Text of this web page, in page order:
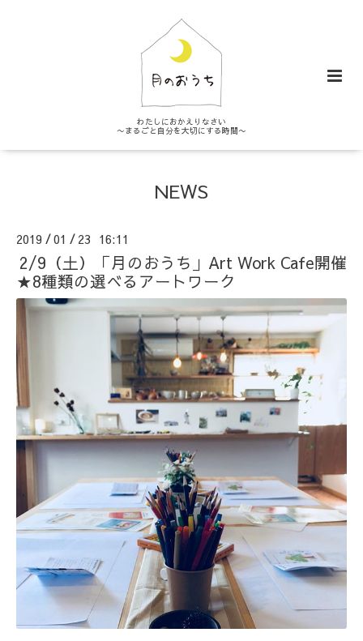
わたしにおかえりなさい
〜まるごと自分を大切にする時間〜
NEWS
2019 /01 / 23 16:11
2/9（土）「月のおうち」Art Work Cafe開催
★8種類の選べるアートワーク